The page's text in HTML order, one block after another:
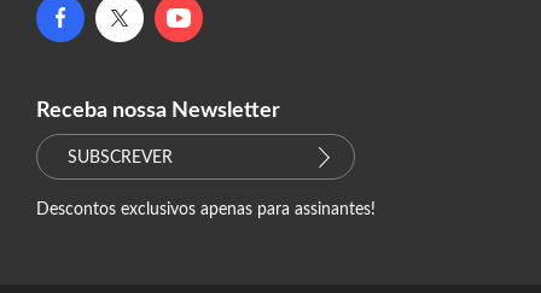
Receba nossa Newsletter
SUBSCREVER
Descontos exclusivos apenas para assinantes!